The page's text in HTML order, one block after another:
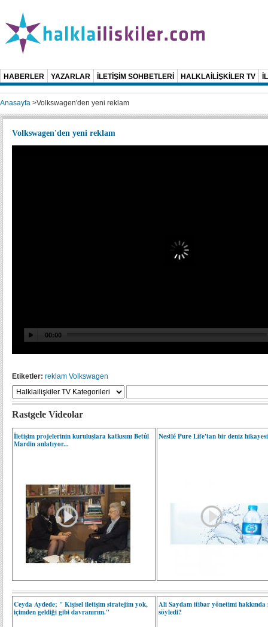
HABERLER YAZARLAR İLETİŞİM SOHBETLERİ HALKLAİLİŞKİLER TV
Anasayfa >Volkswagen'den yeni reklam
Volkswagen'den yeni reklam
Etiketler: reklam Volkswagen
Rastgele Videolar
İletişim projelerinin kuruluşlara katkısını Betûl
Mardin anlatıyor...
Nestlé Pure Life'tan bir deniz hikayesi
Ceyda Aydede; " Kişisel iletişim stratejim yok,
içimden geldiği gibi davranırım."
Ali Saydam itibar yönetimi hakkında
söyledi?